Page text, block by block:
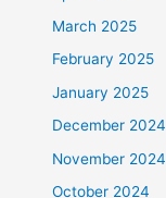
March 2025
February 2025
January 2025
December 2024
November 2024
October 2024